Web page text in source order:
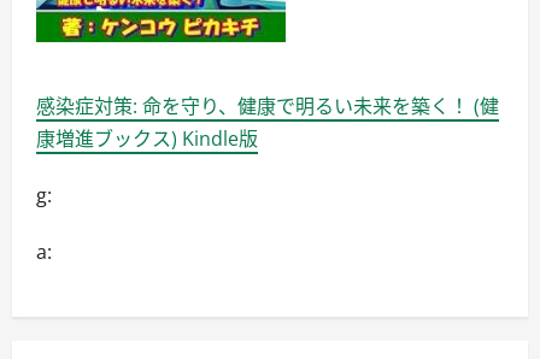
感染症対策: 命を守り、健康で明るい未来を築く！ (健
康増進ブックス) Kindle版
g:
a: